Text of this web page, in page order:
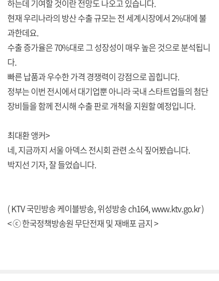
하는데 기여할 것이란 전망도 나오고 있습니다.
현재 우리나라의 방산 수출 규모는 전 세계시장에서 2%대에 불
과한데요.
수출 증가율은 70%대로 그 성장성이 매우 높은 것으로 분석됩니
다.
빠른 납품과 우수한 가격 경쟁력이 강점으로 꼽힙니다.
정부는 이번 전시에서 대기업뿐 아니라 국내 스타트업들의 첨단
장비들을 함께 전시해 수출 판로 개척을 지원할 예정입니다.
최대환 앵커>
네, 지금까지 서울 아덱스 전시회 관련 소식 짚어봤습니다.
박지선 기자, 잘 들었습니다.
( KTV 국민방송 케이블방송, 위성방송 ch164,www.ktv.go.kr)
< ⓒ 한국정책방송원 무단전재 및 재배포 금지 >